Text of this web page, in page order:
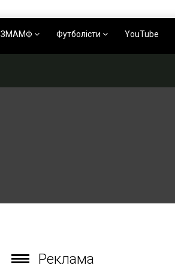
ЗМАМФ Футболісти YouTube
Реклама